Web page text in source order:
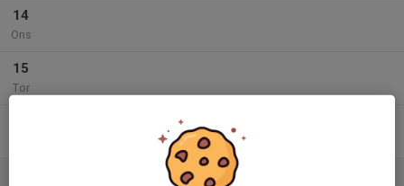
14
Ons
15
Tor
Hjälpa till på Knivsta marknad